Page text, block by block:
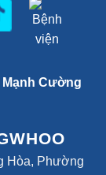
Mạnh Cường
Hòa, Phường